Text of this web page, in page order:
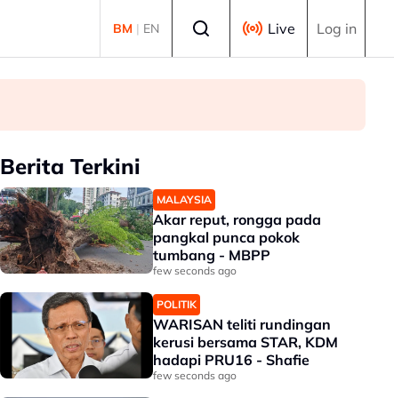
BM | EN Live Log in
Berita Terkini
MALAYSIA
Akar reput, rongga pada
pangkal punca pokok
tumbang - MBPP
few seconds ago
POLITIK
WARISAN teliti rundingan
kerusi bersama STAR, KDM
hadapi PRU16 - Shafie
few seconds ago